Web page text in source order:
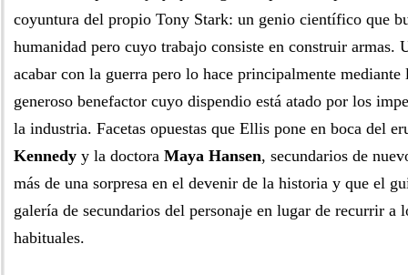
coyuntura del propio Tony Stark: un genio científico que
humanidad pero cuyo trabajo consiste en construir armas.
acabar con la guerra pero lo hace principalmente
generoso benefactor cuyo dispendio está atado por los
la industria. Facetas opuestas que Ellis pone en boca del
Kennedy y la doctora Maya Hansen, secundarios de
más de una sorpresa en el devenir de la historia y que el
galería de secundarios del personaje en lugar de recurrir a
habituales.